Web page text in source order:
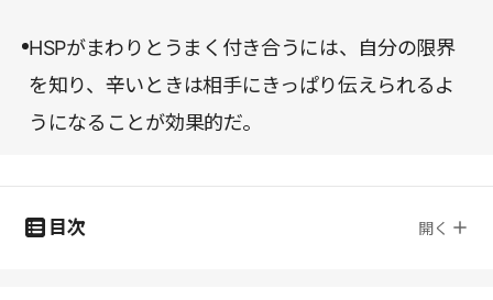
HSPがまわりとうまく付き合うには、自分の限界
を知り、辛いときは相手にきっぱり伝えられるよ
うになることが効果的だ。
目次 開く